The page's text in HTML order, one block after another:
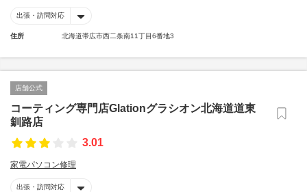
出張・訪問対応
住所 北海道帯広市西二条南11丁目6番地3
店舗公式
コーティング専門店Glationグラシオン北海道道東
釧路店
3.01
家電パソコン修理
出張・訪問対応